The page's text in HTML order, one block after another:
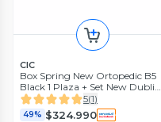
CIC
Box Spring New Ortopedic B5
Black 1 Plaza + Set New Dublin
Caramelo Sin Textil
5(1)
49% $324.990